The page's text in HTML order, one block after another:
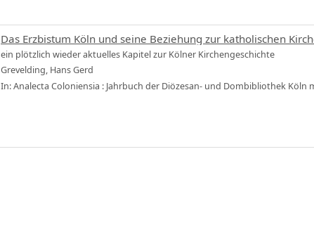
Das Erzbistum Köln und seine Beziehung zur katholischen
ein plötzlich wieder aktuelles Kapitel zur Kölner Kirchengeschichte
Grevelding, Hans Gerd
In: Analecta Coloniensia : Jahrbuch der Diözesan- und Dombibliothek Köln